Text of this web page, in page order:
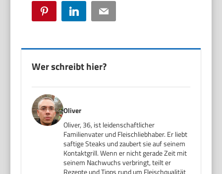
Pinterest LinkedIn Email
Wer schreibt hier?
Oliver
Oliver, 36, ist leidenschaftlicher
Familienvater und Fleischliebhaber. Er liebt
saftige Steaks und zaubert sie auf seinem
Kontaktgrill. Wenn er nicht gerade Zeit mit
seinem Nachwuchs verbringt, teilt er
Rezepte und Tipps rund um Fleischqualität